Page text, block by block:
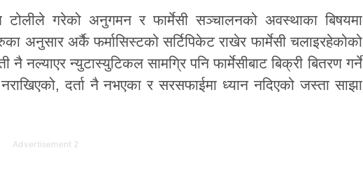
गरेको अनुगमन र फार्मेसी सञ्चालनको अवस्थाका बिषयमा
अनुसार अर्कै फर्मासिस्टको सर्टिपिकेट राखेर फार्मेसी चलाइरहेकोको
नल्याएर न्युटास्युटिकल सामग्रि पनि फार्मेसीबाट बिक्री बितरण गर्ने
दर्ता नै नभएका र सरसफाईमा ध्यान नदिएको जस्ता साझा
Advertisement 2